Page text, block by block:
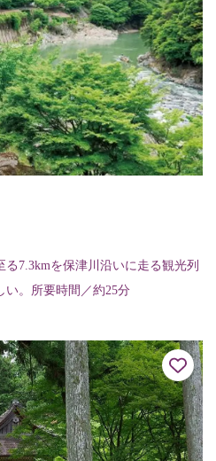
7.3kmを保津川沿いに走る観光列
い。所要時間／約25分